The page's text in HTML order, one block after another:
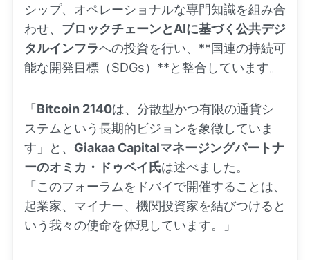
シップ、オペレーショナルな専門知識を組み合
わせ、 ブロックチェーンとAIに基づく公共デジ
タルインフラへの投資を行い、**国連の持続可
能な開発目標（SDGs）**と整合しています。
「 Bitcoin 2140は、分散型かつ有限の通貨シ
ステムという長期的ビジョンを象徴していま
す」と、 Giakaa Capitalマネージングパートナ
ーのオミカ・ドゥベイ氏は述べました。
「このフォーラムをドバイで開催することは、
起業家、マイナー、機関投資家を結びつけると
いう我々の使命を体現しています。」